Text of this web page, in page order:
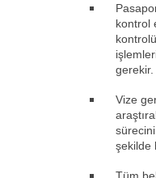
kontrol
gerekir.
Vize
sürecini
şekilde
Tüm